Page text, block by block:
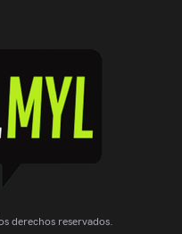
derechos reservados.